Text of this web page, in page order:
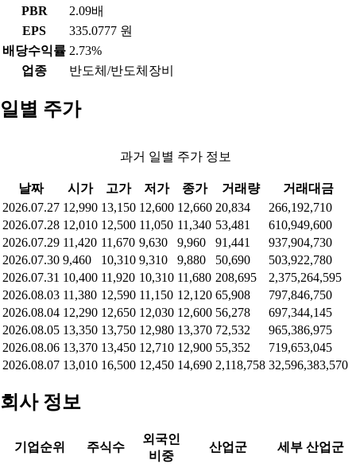
PBR
2.09배
EPS
335.0777 원
배당수익률 2.73%
업종
반도체/반도체장비
일별 주가
과거 일별 주가 정보
날짜 시가 고가 저가 종가 거래량
거래대금
2026.07.27 12,990 13,150 12,600 12,660 20,834
266,192,710
2026.07.28 12,010 12,500 11,050 11,340 53,481
610,949,600
2026.07.29 11,420 11,670 9,630 9,960 91,441
937,904,730
2026.07.30 9,460 10,310 9,310 9,880 50,690
503,922,780
2026.07.31 10,400 11,920 10,310 11,680 208,695
2,375,264,595
2026.08.03 11,380 12,590 11,150 12,120 65,908
797,846,750
2026.08.04 12,290 12,650 12,030 12,600 56,278
697,344,145
2026.08.05 13,350 13,750 12,980 13,370 72,532
965,386,975
2026.08.06 13,370 13,450 12,710 12,900 55,352
719,653,045
2026.08.07 13,010 16,500 12,450 14,690 2,118,758 32,596,383,570
회사 정보
기업순위 주식수
외국인
비중
산업군 세부 산업군